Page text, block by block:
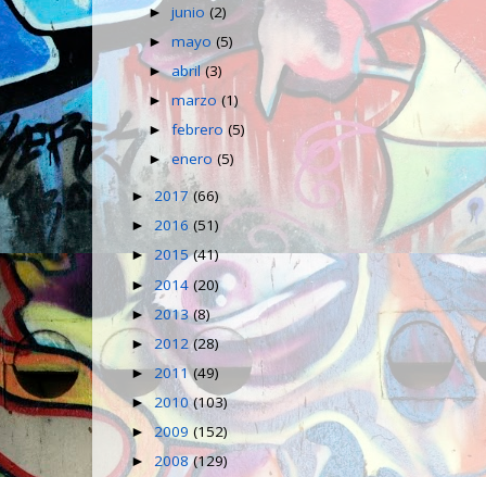
►junio(2)
►mayo(5)
►abril(3)
►marzo(1)
►febrero(5)
►enero(5)
► 2017(66)
► 2016(51)
► 2015(41)
► 2014 (20)
► 2013(8)
► 2012(28)
► 2011(49)
► 2010(103)
►2009 (152)
► 2008(129)